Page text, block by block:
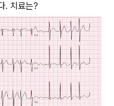
. 치료는?